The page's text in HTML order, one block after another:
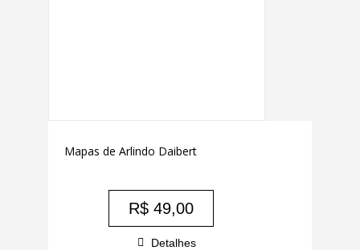
Mapas de Arlindo Daibert
R$49,00
Detalhes